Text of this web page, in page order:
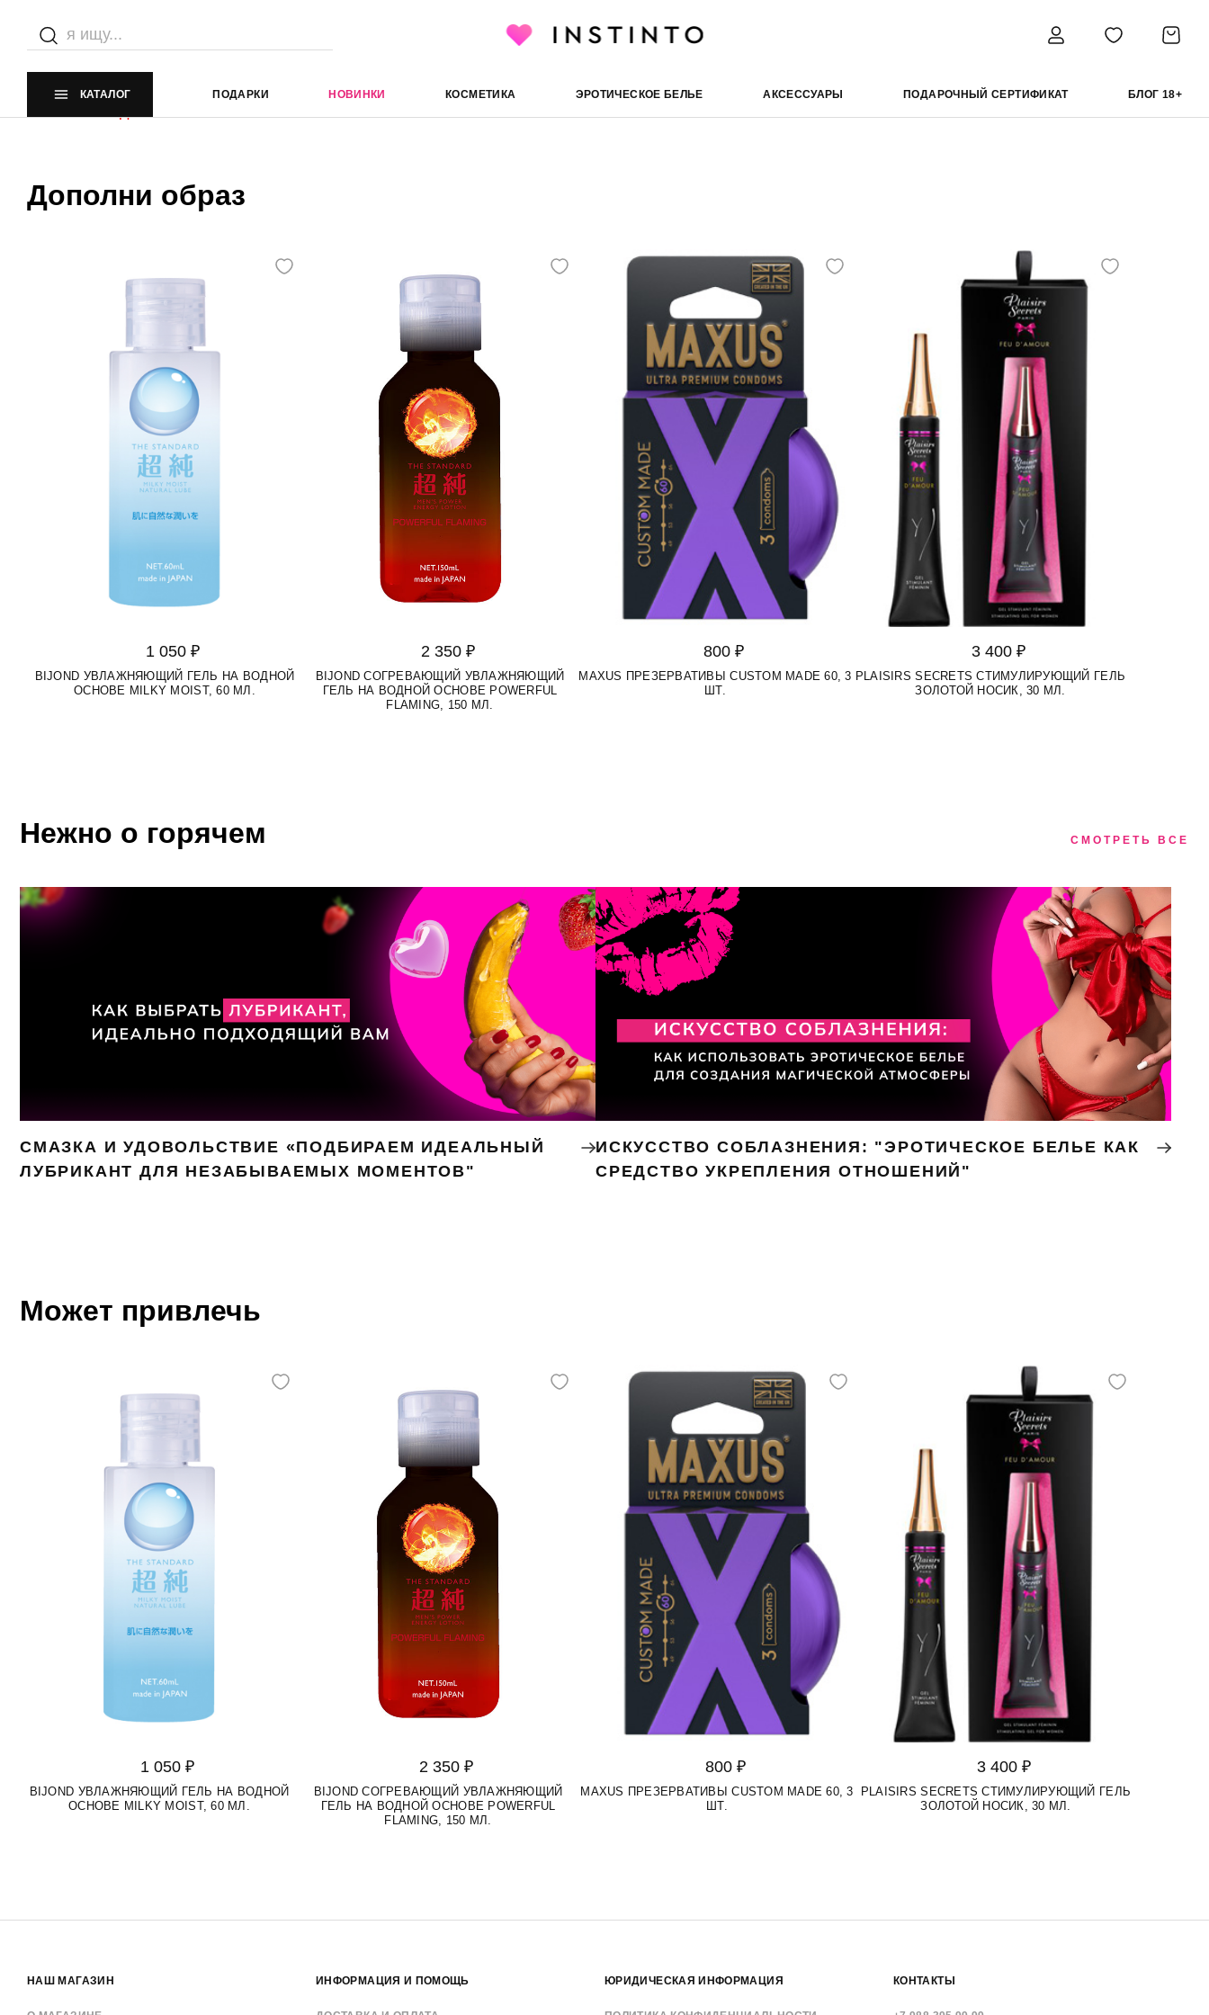
КАТАЛОГ ПОДАРКИ НОВИНКИ КОСМЕТИКА ЭРОТИЧЕСКОЕ БЕЛЬЕ АКСЕССУАРЫ ПОДАРОЧНЫЙ СЕРТИФИКАТ БЛОГ 18+
Главная страница
Каталог
Дополни образ
1 050 ₽
BIJOND УВЛАЖНЯЮЩИЙ ГЕЛЬ НА ВОДНОЙ
ОСНОВЕ MILKY MOIST, 60 МЛ.
2 350 ₽
BIJOND СОГРЕВАЮЩИЙ УВЛАЖНЯЮЩИЙ
ГЕЛЬ НА ВОДНОЙ ОСНОВЕ POWERFUL
FLAMING, 150 МЛ.
800 ₽
MAXUS ПРЕЗЕРВАТИВЫ CUSTOM MADE 60, 3
ШТ.
3 400 ₽
PLAISIRS SECRETS СТИМУЛИРУЮЩИЙ ГЕЛЬ
ЗОЛОТОЙ НОСИК, 30 МЛ.
Нежно о горячем СМОТРЕТЬ ВСЕ
СМАЗКА И УДОВОЛЬСТВИЕ «ПОДБИРАЕМ ИДЕАЛЬНЫЙ
ЛУБРИКАНТ ДЛЯ НЕЗАБЫВАЕМЫХ МОМЕНТОВ"
ИСКУССТВО СОБЛАЗНЕНИЯ: "ЭРОТИЧЕСКОЕ БЕЛЬЕ КАК
СРЕДСТВО УКРЕПЛЕНИЯ ОТНОШЕНИЙ"
Может привлечь
1 050 ₽
BIJOND УВЛАЖНЯЮЩИЙ ГЕЛЬ НА ВОДНОЙ
ОСНОВЕ MILKY MOIST, 60 МЛ.
2 350 ₽
BIJOND СОГРЕВАЮЩИЙ УВЛАЖНЯЮЩИЙ
ГЕЛЬ НА ВОДНОЙ ОСНОВЕ POWERFUL
FLAMING, 150 МЛ.
800 ₽
MAXUS ПРЕЗЕРВАТИВЫ CUSTOM MADE 60, 3
ШТ.
3 400 ₽
PLAISIRS SECRETS СТИМУЛИРУЮЩИЙ ГЕЛЬ
ЗОЛОТОЙ НОСИК, 30 МЛ.
НАШ МАГАЗИН ИНФОРМАЦИЯ И ПОМОЩЬ ЮРИДИЧЕСКАЯ ИНФОРМАЦИЯ КОНТАКТЫ